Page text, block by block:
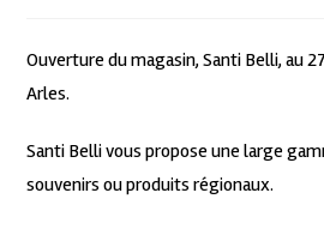
Ouverture du magasin, Santi Belli, au
Arles.
Santi Belli vous propose une large
souvenirs ou produits régionaux.